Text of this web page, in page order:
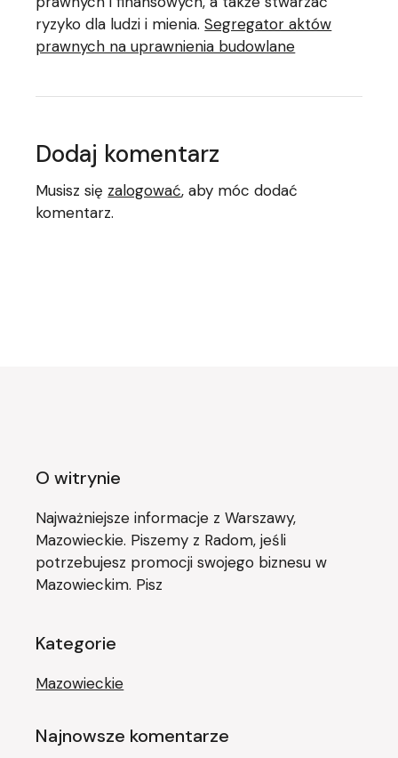
ryzyko dla ludzi i mienia.Segregator aktów
prawnych na uprawnienia budowlane
Dodaj komentarz
Musisz się zalogować, aby móc dodać
komentarz.
O witrynie
Najważniejsze informacje z Warszawy,
Mazowieckie. Piszemy z Radom, jeśli
potrzebujesz promocji swojego biznesu w
Mazowieckim. Pisz
Kategorie
Mazowieckie
Najnowsze komentarze